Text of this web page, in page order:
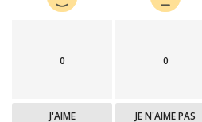
0
J'AIME
0
JE N'AIME PAS